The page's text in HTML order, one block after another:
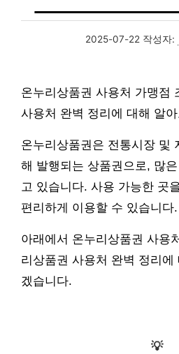
2025-07-22 작성자:
온누리상품권 사용처 가맹점
사용처 완벽 정리에 대해 알
온누리상품권은 전통시장 및
해 발행되는 상품권으로, 많
고 있습니다. 사용 가능한 곳
편리하게 이용할 수 있습니다.
아래에서 온누리상품권 사용
리상품권 사용처 완벽 정리에
겠습니다.
💡